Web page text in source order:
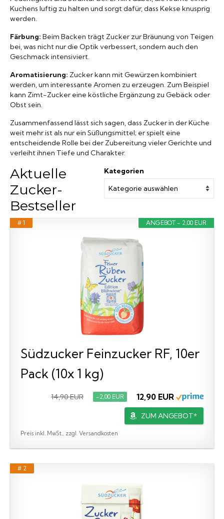
Kuchens luftig zu halten und sorgt dafür, dass Kekse knusprig
werden.
Färbung: Beim Backen trägt Zucker zur Bräunung von Teigen
bei, was nicht nur die Optik verbessert, sondern auch den
Geschmack intensiviert.
Aromatisierung: Zucker kann mit Gewürzen kombiniert
werden, um interessante Aromen zu erzeugen. Zum Beispiel
kann Zimt-Zucker eine köstliche Ergänzung zu Gebäck oder
Obst sein.
Zusammenfassend lässt sich sagen, dass Zucker in der Küche
weit mehr ist als nur ein Süßungsmittel; er spielt eine
entscheidende Rolle bei der Zubereitung vieler Gerichte und
verleiht ihnen Tiefe und Charakter.
Kategorien
Aktuelle
Zucker-
Bestseller
ANGEBOT - 2,00 EUR
# 1
Südzucker Feinzucker RF, 10er
Pack (10x 1 kg)
14,90 EUR −2,00 EUR 12,90 EUR
ZUM ANGEBOT*
Preis inkl. MwSt., zzgl. Versandkosten
# 2